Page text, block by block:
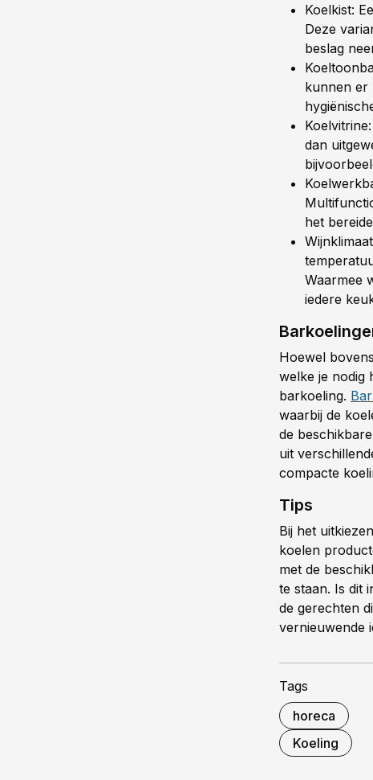
Koelkist:
Deze
beslag
kunnen er
dan
het
Waarmee
iedere
Hoewel
welke je nodig
barkoeling.
waarbij de
de
uit
compacte
Tips
Bij het
koelen
met de
te staan. Is dit
de gerechten
vernieuwende
Tags
horeca
Koeling